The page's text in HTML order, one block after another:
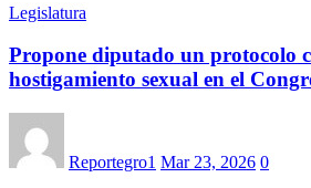
Legislatura
Propone diputado un protocolo
hostigamiento sexual en el
Reportegro1 Mar 23, 2026 0